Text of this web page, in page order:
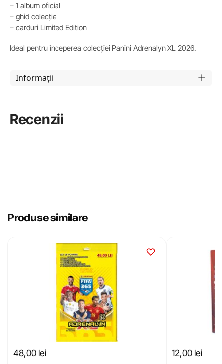
– 1 album oficial
– ghid colecție
– carduri Limited Edition
Ideal pentru începerea colecției Panini Adrenalyn XL 2026.
Informații
Recenzii
Produse similare
48,00 lei 12,00 lei